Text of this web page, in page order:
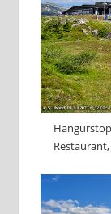
Restaurant,